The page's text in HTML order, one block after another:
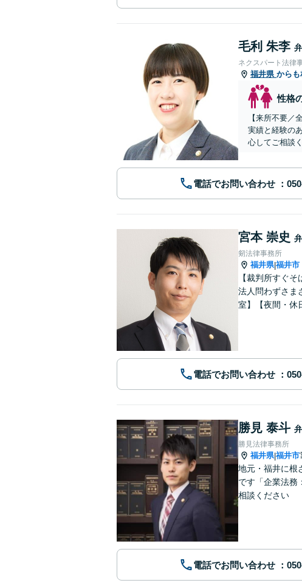
毛利 朱李
ネクスパート法律
福井県 からも
性格
【来所不要／
実績と経験の
心してご相談
電話でお問い合わせ
宮本 崇史
剱法律事務所
福井県|福井市
【裁判所すぐ
法人問わずさま
室】【夜間・休
電話でお問い合わせ
勝見 泰斗
勝見法律事務所
福井県|福井市
地元・福井に根
です「企業法務
相談ください
電話でお問い合わせ